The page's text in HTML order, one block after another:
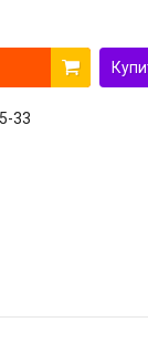
33